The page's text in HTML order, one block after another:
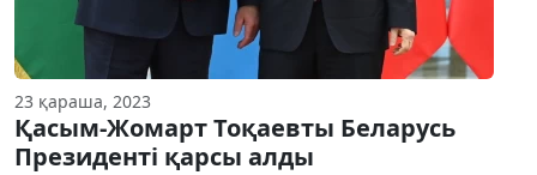
23 қараша, 2023
Қасым-Жомарт Тоқаевты Беларусь
Президенті қарсы алды